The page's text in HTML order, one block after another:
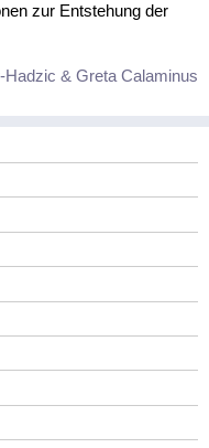
zur Entstehung der
Hadzic & Greta Calaminus